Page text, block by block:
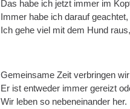
Das habe ich jetzt immer im
Immer habe ich darauf
Ich gehe viel mit dem Hund
Gemeinsame Zeit verbringen
Er ist entweder immer gereizt
Wir leben so nebeneinander her.